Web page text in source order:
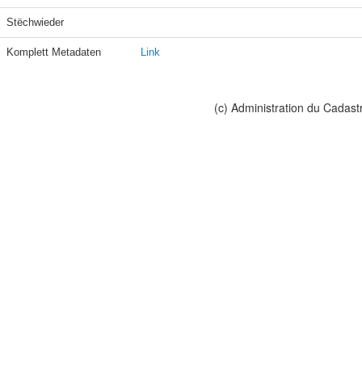
Stëchwieder
Komplett Metadaten Link
(c) Administration du